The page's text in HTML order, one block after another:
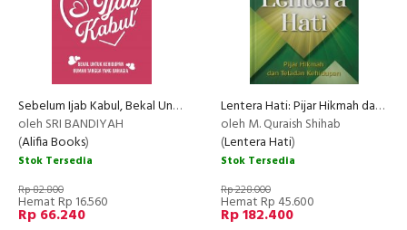
Sebelum Ijab Kabul, Bekal Untuk Kehidupan Rumah Tangga yang Bahagia
oleh SRI BANDIYAH
(Alifia Books)
Stok Tersedia
Rp 82.800
Hemat Rp 16.560
Rp 66.240
Lentera Hati: Pijar Hikmah dan Teladan Kehidupan
oleh M. Quraish Shihab
(Lentera Hati)
Stok Tersedia
Rp 228.000
Hemat Rp 45.600
Rp 182.400